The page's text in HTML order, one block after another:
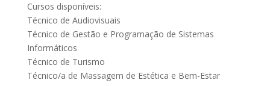
Cursos disponíveis:
Técnico de Audiovisuais
Técnico de Gestão e Programação de Sistemas
Informáticos
Técnico de Turismo
Técnico/a de Massagem de Estética e Bem-Estar